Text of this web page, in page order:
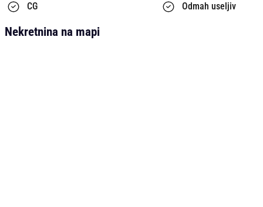
CG Odmah useljiv
Nekretnina na mapi